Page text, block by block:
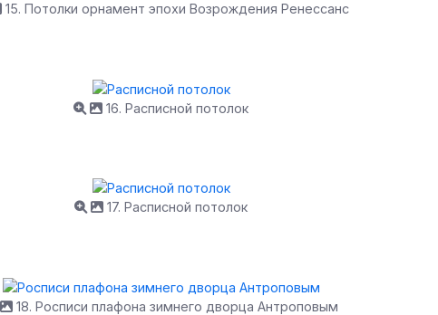
15. Потолки орнамент эпохи Возрождения Ренессанс
16. Расписной потолок
17. Расписной потолок
18. Росписи плафона зимнего дворца Антроповым